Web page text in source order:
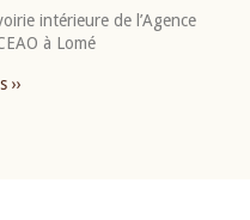
intérieure de l’Agence
à Lomé
››